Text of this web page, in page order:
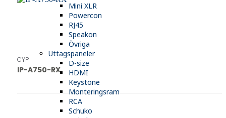
Mini XLR
Powercon
RJ45
Speakon
Övriga
Uttagspaneler
D-size
HDMI
Keystone
Monteringsram
RCA
Schuko
CYP
IP-A750-RX